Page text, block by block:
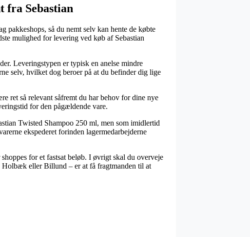
fra Sebastian
pakkeshops, så du nemt selv kan hente de købte
mulighed for levering ved køb af Sebastian
Leveringstypen er typisk en anelse mindre
selv, hvilket dog beroer på at du befinder dig lige
ret så relevant såfremt du har behov for dine nye
for den pågældende vare.
Twisted Shampoo 250 ml, men som imidlertid
ekspederet forinden lagermedarbejderne
for et fastsat beløb. I øvrigt skal du overveje
eller Billund – er at få fragtmanden til at